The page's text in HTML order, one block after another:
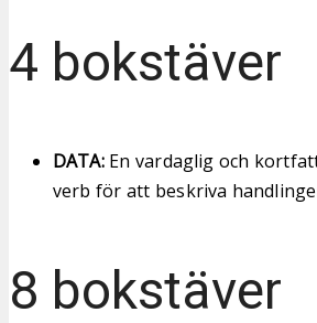
4 bokstäver
DATA:En vardaglig och
verb för att beskriva
8 bokstäver